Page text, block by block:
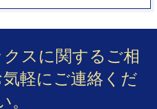
スに関するご相
気軽にご連絡くだ
。